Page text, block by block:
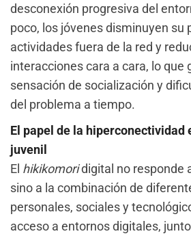
desconexión progresiva del
poco, los jóvenes disminuyen su
actividades fuera de la red y
interacciones cara a cara, lo que
sensación de socialización y
del problema a tiempo.
El papel de la hiperconectividad
juvenil
El hikikomoridigital no responde
sino a la combinación de
personales, sociales y
acceso a entornos digitales,